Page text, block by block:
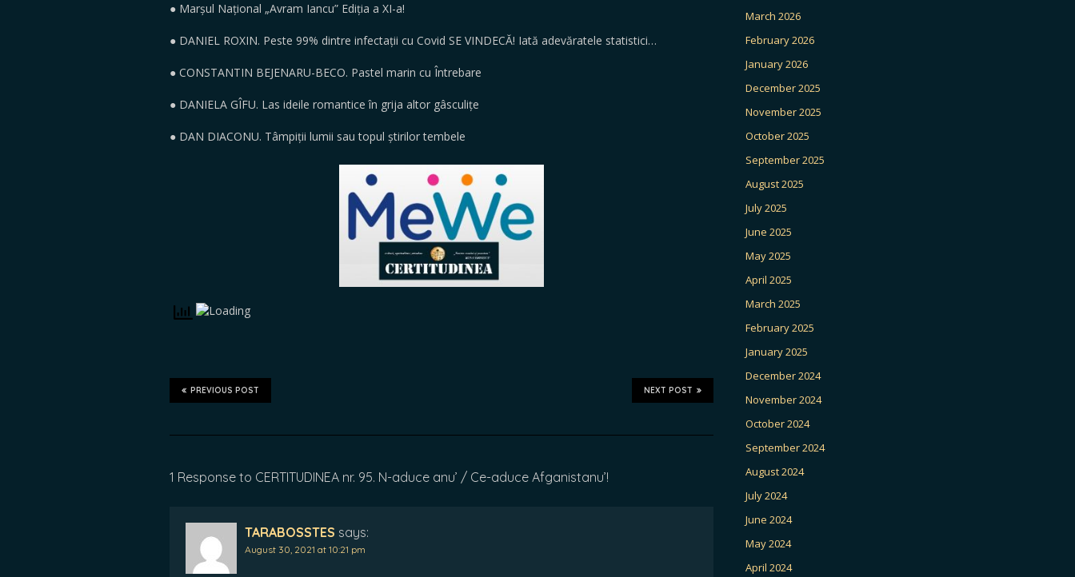
● Marșul Național „Avram Iancu” Ediția a XI-a!
● DANIEL ROXIN. Peste 99% dintre infectații cu Covid SE VINDECĂ! Iată adevăratele statistici…
● CONSTANTIN BEJENARU-BECO. Pastel marin cu Întrebare
● DANIELA GÎFU. Las ideile romantice în grija altor gâsculițe
● DAN DIACONU. Tâmpiții lumii sau topul știrilor tembele
NEXT POST
PREVIOUS POST
1 Response to CERTITUDINEA nr. 95. N-aduce anu’ / Ce-aduce Afganistanu’!
TARABOSSTES says:
August 30, 2021 at 10:21 pm
March 2026
February 2026
January 2026
December 2025
November 2025
October 2025
September 2025
August 2025
July 2025
June 2025
May 2025
April 2025
March 2025
February 2025
January 2025
December 2024
November 2024
October 2024
September 2024
August 2024
July 2024
June 2024
May 2024
April 2024